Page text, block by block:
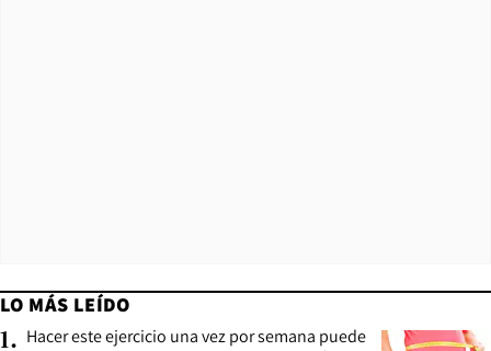
LO MÁS LEÍDO
1. Hacer este ejercicio una vez por semana puede